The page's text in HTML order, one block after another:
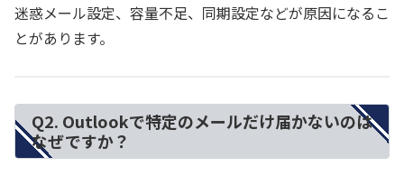
迷惑メール設定、容量不足、同期設定などが原因になるこ
とがあります。
Q2. Outlookで特定のメールだけ届かないのは
なぜですか？